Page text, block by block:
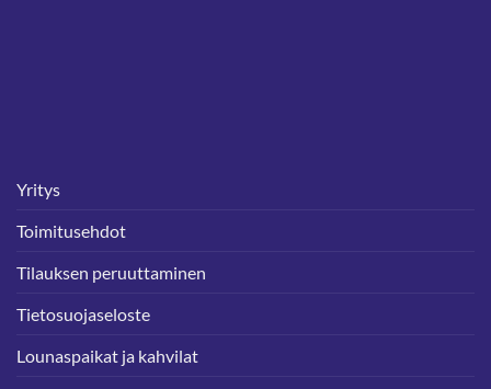
Yritys
Toimitusehdot
Tilauksen peruuttaminen
Tietosuojaseloste
Lounaspaikat ja kahvilat